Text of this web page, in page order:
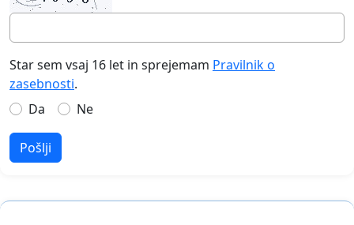
Star sem vsaj 16 let in sprejemam Pravilnik o
zasebnosti.
Da
Ne
Pošlji